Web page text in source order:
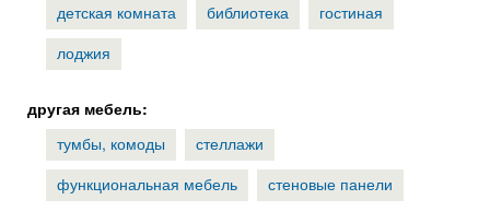
детская комната
библиотека
гостиная
лоджия
другая мебель:
тумбы, комоды
стеллажи
функциональная мебель
стеновые панели